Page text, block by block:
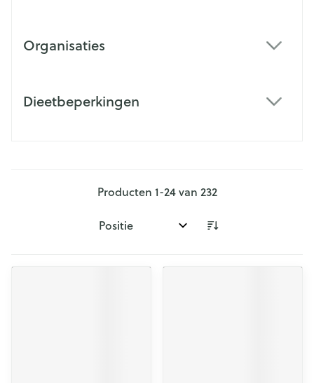
Organisaties
Dieetbeperkingen
Producten 1-24van 232
Sorteer op: